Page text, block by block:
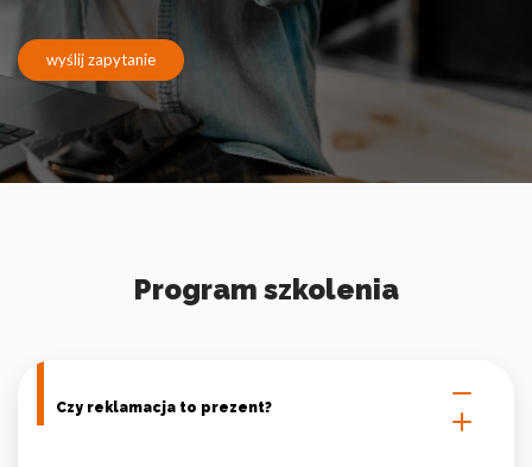
wyślij zapytanie
Program szkolenia
Czy reklamacja to prezent?
zapamiętanie informacji, które zmieniają wygląd lub
funkcjonowanie strony, np. preferowany język lub region, w
którym znajduje się użytkownik.
Statystyka
Statystyczne pliki cookie pomagają właścicielem stron
Marketingowe pliki cookie stosowane są w celu śledzenia
wyświetlanie reklam, które są istotne i interesujące dla
poszczególnych użytkowników i tym samym bardziej cenne dla